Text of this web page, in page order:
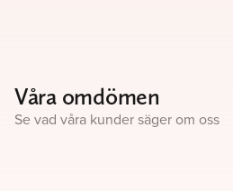
Våra omdömen
Se vad våra kunder säger om oss